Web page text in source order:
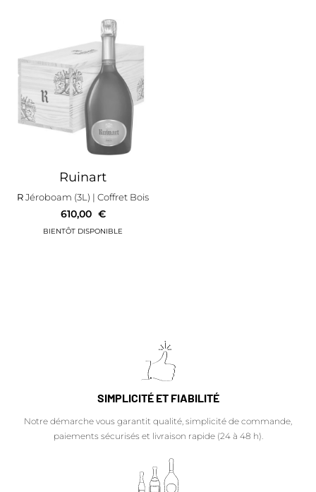
Ruinart
RJéroboam (3L) | Coffret Bois
610,00 €
SIMPLICITÉ ET FIABILITÉ
Notre démarche vous garantit qualité, simplicité de commande,
paiements sécurisés et livraison rapide (24 à 48 h).